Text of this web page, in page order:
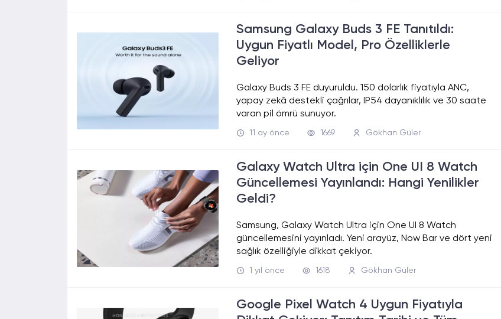
Samsung Galaxy Buds 3 FE Tanıtıldı:
Uygun Fiyatlı Model, Pro Özelliklerle
Geliyor
Galaxy Buds 3 FE duyuruldu. 150 dolarlık fiyatıyla ANC,
yapay zekâ destekli çağrılar, IP54 dayanıklılık ve 30 saate
varan pil ömrü sunuyor.
11 ay önce 1669 Gökhan Güler
Galaxy Watch Ultra için One UI 8 Watch
Güncellemesi Yayınlandı: Hangi Yenilikler
Geldi?
Samsung, Galaxy Watch Ultra için One UI 8 Watch
güncellemesini yayınladı. Yeni arayüz, Now Bar ve dört yeni
sağlık özelliğiyle dikkat çekiyor.
1 yıl önce 1618 Gökhan Güler
Google Pixel Watch 4 Uygun Fiyatıyla